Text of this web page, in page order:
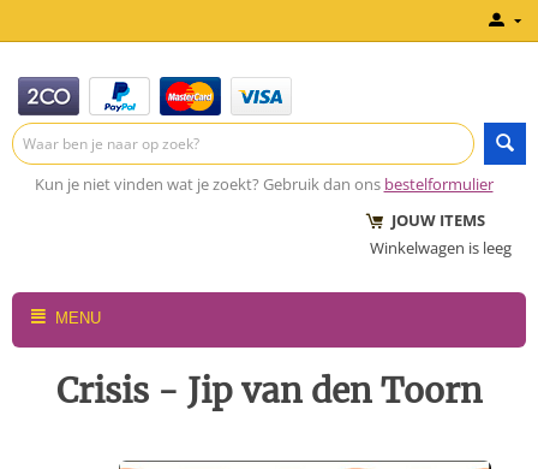
Kun je niet vinden wat je zoekt? Gebruik dan ons bestelformulier
JOUW ITEMS
Winkelwagen is leeg
MENU
Crisis - Jip van den Toorn